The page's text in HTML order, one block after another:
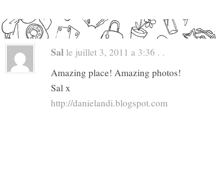
Sal le juillet 3, 2011 a 3:36 . .
Amazing place! Amazing photos!
Sal x
http://danielandi.blogspot.com